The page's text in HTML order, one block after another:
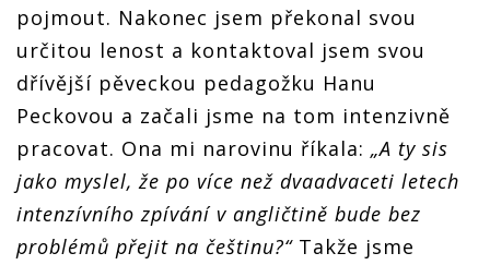
pojmout. Nakonec jsem překonal svou
určitou lenost a kontaktoval jsem svou
dřívější pěveckou pedagožku Hanu
Peckovou a začali jsme na tom intenzivně
pracovat. Ona mi narovinu říkala: „A ty sis
jako myslel, že po více než dvaadvaceti letech
intenzívního zpívání v angličtině bude bez
problémů přejit na češtinu?“Takže jsme